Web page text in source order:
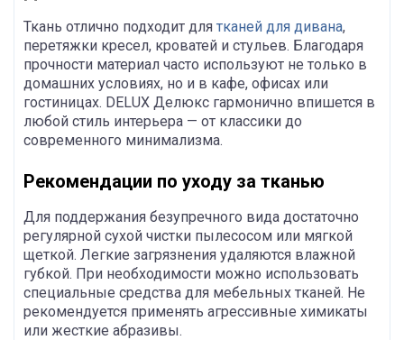
Ткань отлично подходит для тканей для дивана,
перетяжки кресел, кроватей и стульев. Благодаря
прочности материал часто используют не только в
домашних условиях, но и в кафе, офисах или
гостиницах. DELUX Делюкс гармонично впишется в
любой стиль интерьера — от классики до
современного минимализма.
Рекомендации по уходу за тканью
Для поддержания безупречного вида достаточно
регулярной сухой чистки пылесосом или мягкой
щеткой. Легкие загрязнения удаляются влажной
губкой. При необходимости можно использовать
специальные средства для мебельных тканей. Не
рекомендуется применять агрессивные химикаты
или жесткие абразивы.